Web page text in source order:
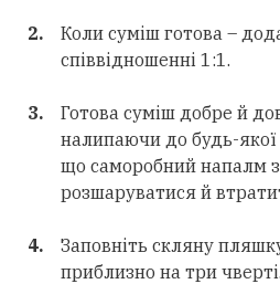
Коли суміш готова –
співвідношенні 1:1.
Готова суміш добре й
налипаючи до будь-якої
що саморобний напалм
розшаруватися й
Заповніть скляну
приблизно на три